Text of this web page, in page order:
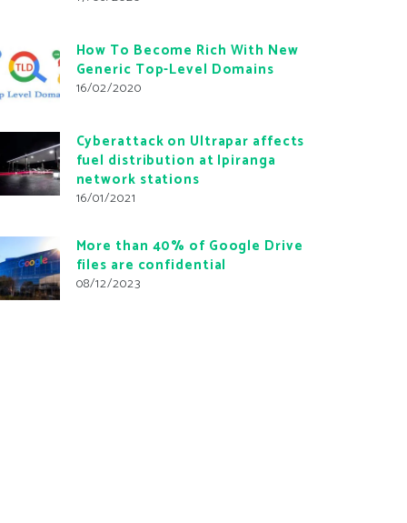
How To Become Rich With New
Generic Top-Level Domains
16/02/2020
Cyberattack on Ultrapar affects
fuel distribution at Ipiranga
network stations
16/01/2021
More than 40% of Google Drive
files are confidential
08/12/2023